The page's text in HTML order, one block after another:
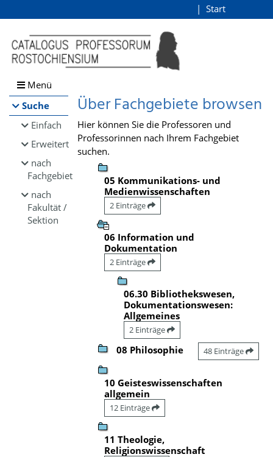
Browsen
direkt zum Inhalt
Start
Menü
Suche
Einfach
Erweitert
nach
Fachgebiet
nach
Fakultät /
Sektion
Über Fachgebiete browsen
Hier können Sie die Professoren und
Professorinnen nach Ihrem Fachgebiet
suchen.
05 Kommunikations- und
Medienwissenschaften
2 Einträge
06 Information und
Dokumentation
2 Einträge
06.30 Bibliothekswesen,
Dokumentationswesen:
Allgemeines
2 Einträge
08 Philosophie 48 Einträge
10 Geisteswissenschaften
allgemein
12 Einträge
11 Theologie,
Religionswissenschaft